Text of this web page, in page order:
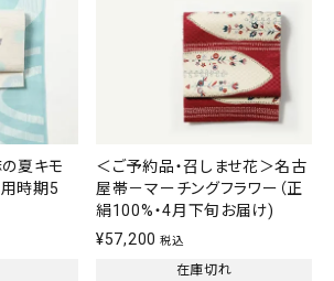
夏キモ
用時期5
＜ご予約品・召しませ花＞名古
屋帯－マーチングフラワー（正
絹100%・4月下旬お届け)
¥57,200 税込
在庫切れ